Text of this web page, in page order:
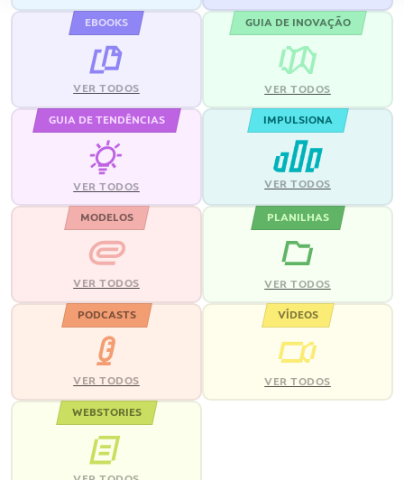
EBOOKS
VER TODOS
GUIA DE INOVAÇÃO
VER TODOS
GUIA DE TENDÊNCIAS
VER TODOS
IMPULSIONA
VER TODOS
MODELOS
VER TODOS
PLANILHAS
VER TODOS
PODCASTS
VER TODOS
VÍDEOS
VER TODOS
WEBSTORIES